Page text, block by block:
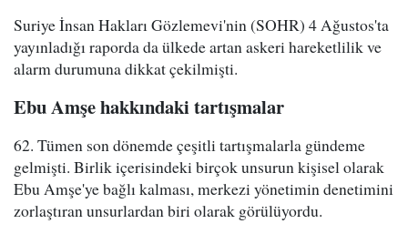
Suriye İnsan Hakları Gözlemevi'nin (SOHR) 4 Ağustos'ta
yayınladığı raporda da ülkede artan askeri hareketlilik ve
alarm durumuna dikkat çekilmişti.
Ebu Amşe hakkındaki tartışmalar
62. Tümen son dönemde çeşitli tartışmalarla gündeme
gelmişti. Birlik içerisindeki birçok unsurun kişisel olarak
Ebu Amşe'ye bağlı kalması, merkezi yönetimin denetimini
zorlaştıran unsurlardan biri olarak görülüyordu.